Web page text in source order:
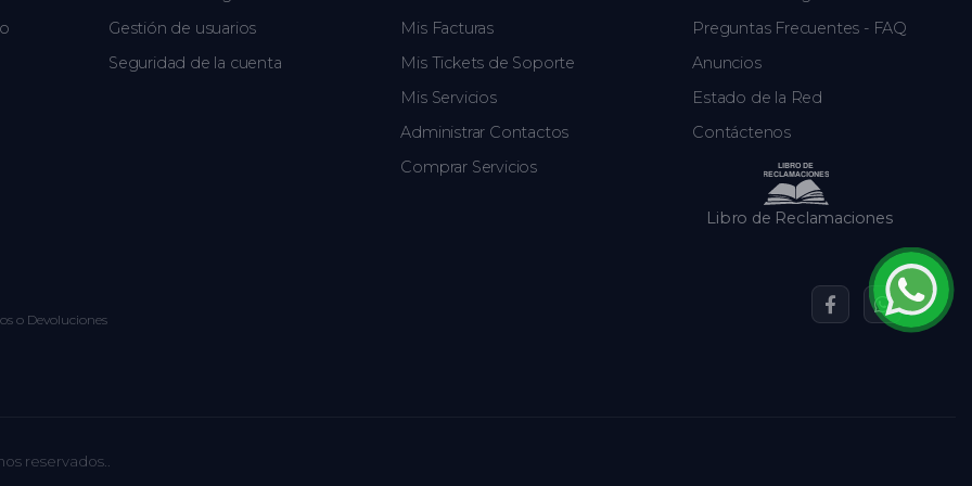
Gestión de usuarios
Seguridad de la cuenta
Mis Facturas
Mis Tickets de Soporte
Mis Servicios
Administrar Contactos
Comprar Servicios
Preguntas Frecuentes - FAQ
Anuncios
Estado de la Red
Contáctenos
Libro de Reclamaciones
o Devoluciones
reservados..